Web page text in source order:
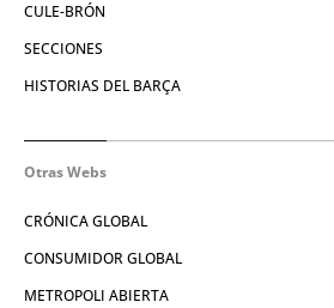
CULE-BRÓN
SECCIONES
HISTORIAS DEL BARÇA
Otras Webs
CRÓNICA GLOBAL
CONSUMIDOR GLOBAL
METROPOLI ABIERTA